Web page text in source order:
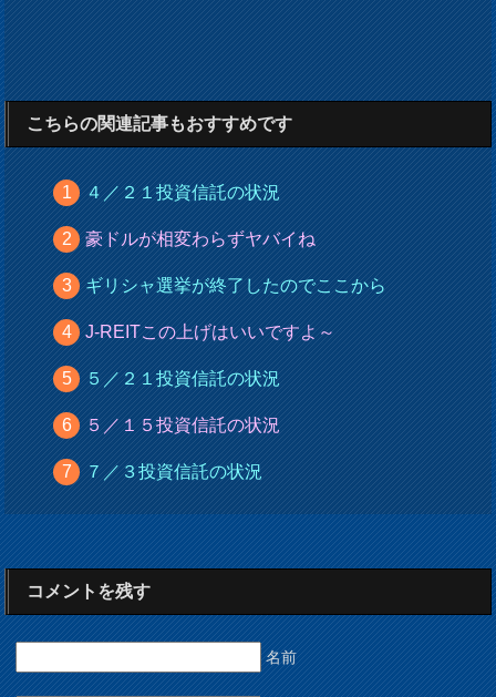
こちらの関連記事もおすすめです
４／２１投資信託の状況
豪ドルが相変わらずヤバイね
ギリシャ選挙が終了したのでここから
J-REITこの上げはいいですよ～
５／２１投資信託の状況
５／１５投資信託の状況
７／３投資信託の状況
コメントを残す
名前